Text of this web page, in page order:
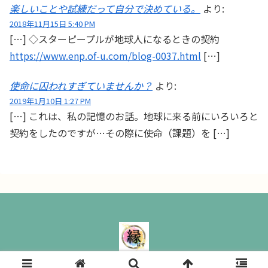
楽しいことや試練だって自分で決めている。 より:
2018年11月15日 5:40 PM
[…] ◇スターピープルが地球人になるときの契約
https://www.enp.of-u.com/blog-0037.html […]
使命に囚われすぎていませんか？ より:
2019年1月10日 1:27 PM
[…] これは、私の記憶のお話。地球に来る前にいろいろと
契約をしたのですが…その際に使命（課題）を […]
縁ぱす｜ All Rights Reserved.